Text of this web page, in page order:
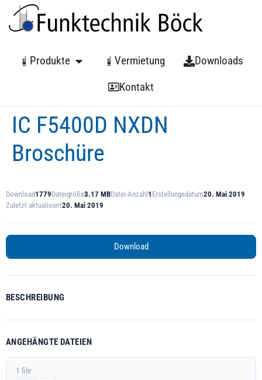
Produkte Vermietung
Downloads
Kontakt
IC F5400D NXDN
Broschüre
Download1779Dateigröße3.17 MBDatei-Anzahl 1 Erstellungsdatum20. Mai 2019
Zuletzt aktualisiert20. Mai 2019
Download
BESCHREIBUNG
ANGEHÄNGTE DATEIEN
1 file